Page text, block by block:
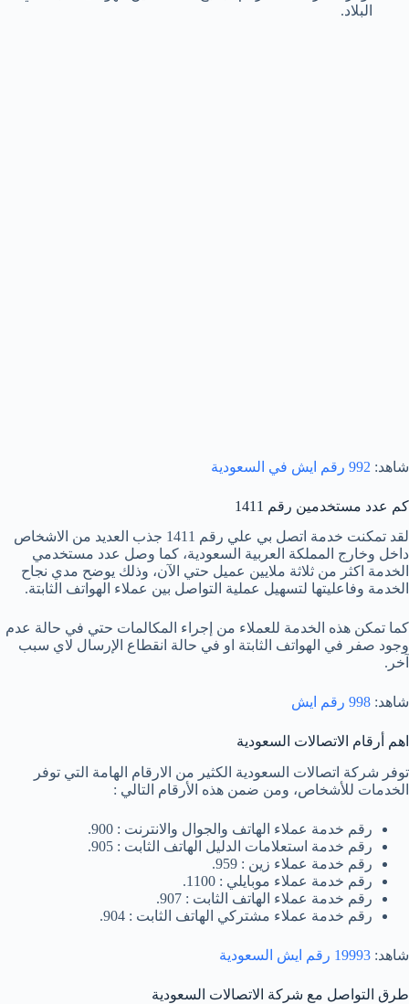
البلاد.
شاهد: 992 رقم ايش في السعودية
كم عدد مستخدمين رقم 1411
لقد تمكنت خدمة اتصل بي علي رقم 1411 جذب العديد من الاشخاص
داخل وخارج المملكة العربية السعودية، كما وصل عدد مستخدمي
الخدمة اكثر من ثلاثة ملايين عميل حتي الآن، وذلك يوضح مدي نجاح
الخدمة وفاعليتها لتسهيل عملية التواصل بين عملاء الهواتف الثابتة.
كما تمكن هذه الخدمة للعملاء من إجراء المكالمات حتي في حالة عدم
وجود صفر في الهواتف الثابتة او في حالة انقطاع الإرسال لاي سبب
آخر.
شاهد: 998 رقم ايش
اهم أرقام الاتصالات السعودية
توفر شركة اتصالات السعودية الكثير من الارقام الهامة التي توفر
الخدمات للأشخاص، ومن ضمن هذه الأرقام التالي :
رقم خدمة عملاء الهاتف والجوال والانترنت : 900.
رقم خدمة استعلامات الدليل الهاتف الثابت : 905.
رقم خدمة عملاء زين : 959.
رقم خدمة عملاء موبايلي : 1100.
رقم خدمة عملاء الهاتف الثابت : 907.
رقم خدمة عملاء مشتركي الهاتف الثابت : 904.
شاهد: 19993 رقم ايش السعودية
طرق التواصل مع شركة الاتصالات السعودية